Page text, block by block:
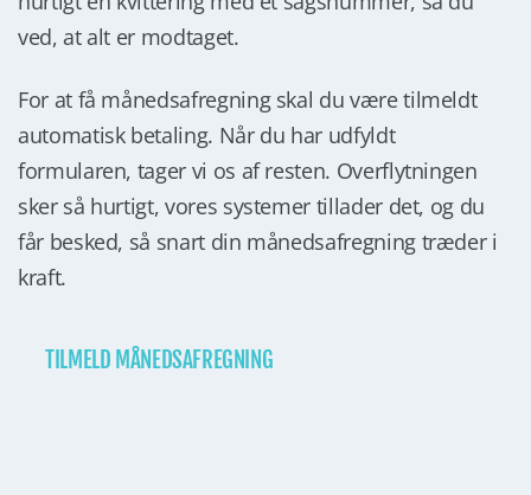
ved, at alt er modtaget.
For at få månedsafregning skal du være tilmeldt
automatisk betaling. Når du har udfyldt
formularen, tager vi os af resten. Overflytningen
sker så hurtigt, vores systemer tillader det, og du
får besked, så snart din månedsafregning træder i
kraft.
TILMELD MÅNEDSAFREGNING